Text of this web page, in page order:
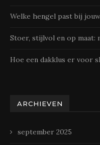
Welke hengel past bij
Stoer, stijlvol en op maat:
Hoe een dakklus er voor
ARCHIEVEN
september 2025